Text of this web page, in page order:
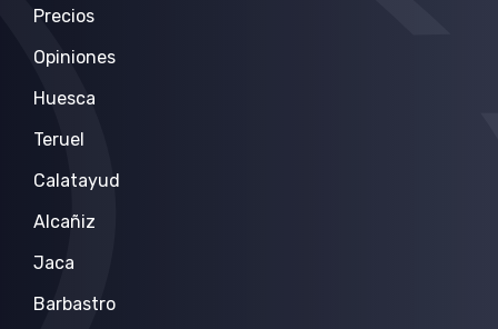
Precios
Opiniones
Huesca
Teruel
Calatayud
Alcañiz
Jaca
Barbastro